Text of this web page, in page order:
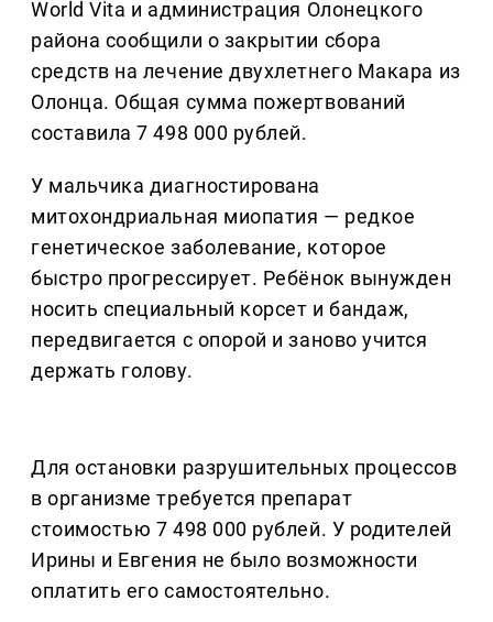
World Vita и администрация Олонецкого
района сообщили о закрытии сбора
средств на лечение двухлетнего Макара из
Олонца. Общая сумма пожертвований
составила 7 498 000 рублей.
У мальчика диагностирована
митохондриальная миопатия — редкое
генетическое заболевание, которое
быстро прогрессирует. Ребёнок вынужден
носить специальный корсет и бандаж,
передвигается с опорой и заново учится
держать голову.
Для остановки разрушительных процессов
в организме требуется препарат
стоимостью 7 498 000 рублей. У родителей
Ирины и Евгения не было возможности
оплатить его самостоятельно.